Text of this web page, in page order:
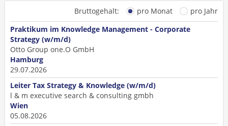
Bruttogehalt: pro Monat
pro Jahr
Praktikum im Knowledge Management - Corporate
Strategy (w/m/d)
Otto Group one.O GmbH
Hamburg
29.07.2026
Leiter Tax Strategy & Knowledge (w/m/d)
l & m executive search & consulting gmbh
Wien
05.08.2026